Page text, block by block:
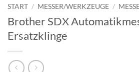
START / MESSER/WERKZEUGE /
Brother SDX
Ersatzklinge